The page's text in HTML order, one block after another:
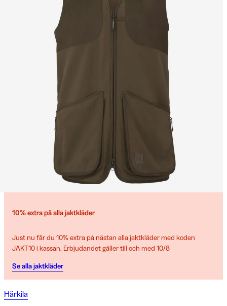
10% extra på alla jaktkläder
Just nu får du 10% extra på nästan alla jaktkläder med koden
JAKT10 i kassan. Erbjudandet gäller till och med 10/8
Se alla jaktkläder
Härkila